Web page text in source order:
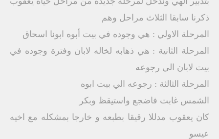
ذكرنا سابقا الثلاث مراحل وهم
المرحلة الاولي : هي وجوده في بيت أبوه ابونا اسحاق
المرحلة الثانية : هي ذهابه لخاله لابان وفترة وجوده في
بيت لابان الي رجوعه
المرحلة الثالثة : رجوعه الي بيت ابوه
الشمس غابت فاضجع واستيقظ وبكر
كان يعقوب مدللا رقيقا بطبعه و خارجا بمشكله مع اخيه
عيسو